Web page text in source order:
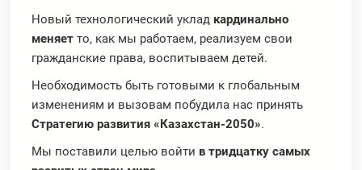
Новый технологический уклад кардинально
меняет то, как мы работаем, реализуем свои
гражданские права, воспитываем детей.
Необходимость быть готовыми к глобальным
изменениям и вызовам побудила нас принять
Стратегию развития «Казахстан-2050».
Мы поставили целью войти в тридцатку самых